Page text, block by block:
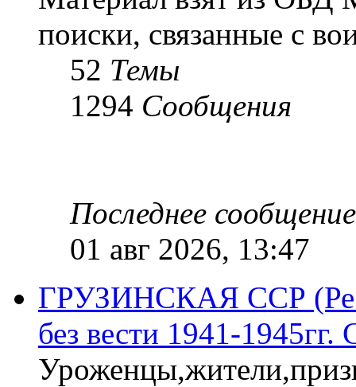
поиски, связанные с
52 Темы
1294 Сообщения
Последнее сообщение
01 авг 2026, 13:47
ГРУЗИНСКАЯ ССР
без вести 1941-